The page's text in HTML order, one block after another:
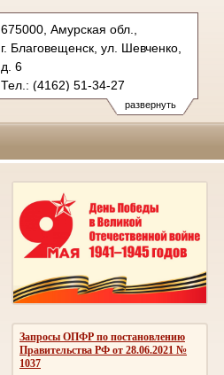
развернуть
675000, Амурская обл.,
г. Благовещенск, ул. Шевченко,
д. 6
Тел.: (4162) 51-34-27
oblsud.amr@sudrf.ru
Запросы ОПФР по постановлению
Правительства РФ от 28.06.2021 №
1037